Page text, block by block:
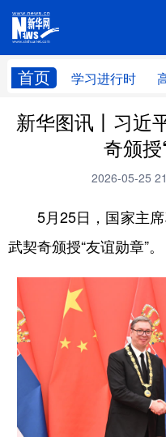
首页 学习进行时
学习进行时 高层
财经
科技 科创
文化 书画
视频
中央文件
食品 人居
学术中国 乡村振兴
城市 旅游
新华图讯丨习近
奇颁授
2026-05-25
5月25日，国家主席
武契奇颁授“友谊勋章”。